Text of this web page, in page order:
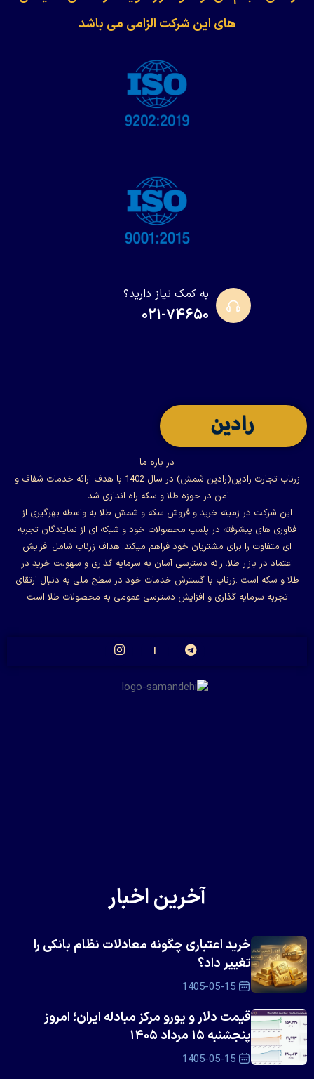
های این شرکت الزامی می باشد
به کمک نیاز دارید؟
۰۲۱-۷۴۶۵۰
در باره ما
زرناب تجارت رادین(رادین شمش) در سال 1402 با هدف ارائه خدمات شفاف و
امن در حوزه طلا و سکه راه اندازی شد.
این شرکت در زمینه خرید و فروش سکه و شمش طلا به واسطه بهرگیری از
فناوری های پیشرفته در پلمپ محصولات خود و شبکه ای از نمایندگان تجربه
ای متفاوت را برای مشتریان خود فراهم میکند.اهداف زرناب شامل افزایش
اعتماد در بازار طلا،ارائه دسترسی آسان به سرمایه گذاری و سهولت خرید در
طلا و سکه است .زرناب با گسترش خدمات خود در سطح ملی به دنبال ارتقای
تجربه سرمایه گذاری و افزایش دسترسی عمومی به محصولات طلا است
آخرین اخبار
خرید اعتباری چگونه معادلات نظام بانکی را
تغییر داد؟
1405-05-15
قیمت دلار و یورو مرکز مبادله ایران؛ امروز
پنجشنبه ۱۵ مرداد ۱۴۰۵
1405-05-15